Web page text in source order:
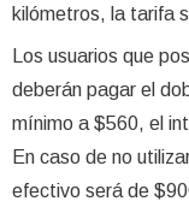
kilómetros, la tarifa
Los usuarios que
deberán pagar el
mínimo a $560, el
En caso de no
efectivo será de